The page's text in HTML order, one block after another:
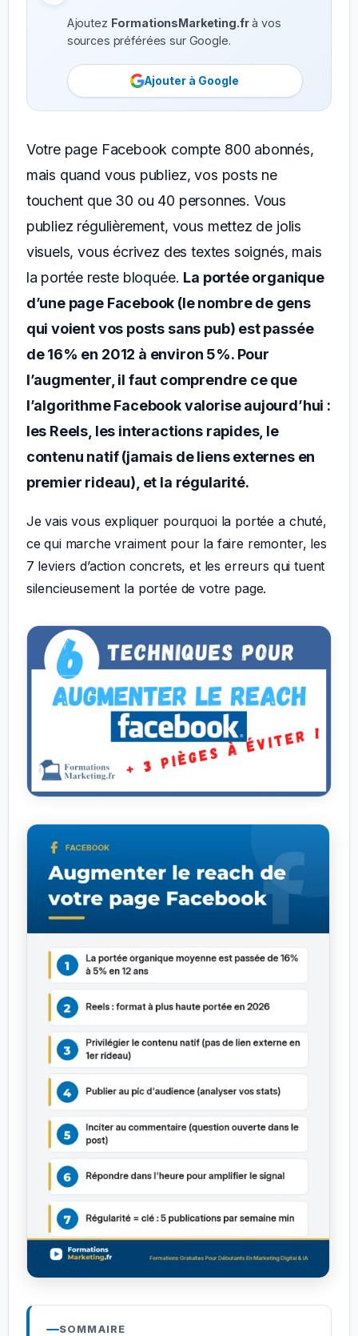
Ajoutez FormationsMarketing.frà vos
sources préférées sur Google.
Ajouter à Google
Votre page Facebook compte 800 abonnés,
mais quand vous publiez, vos posts ne
touchent que 30 ou 40 personnes. Vous
publiez régulièrement, vous mettez de jolis
visuels, vous écrivez des textes soignés, mais
la portée reste bloquée. La portée organique
d’une page Facebook (le nombre de gens
qui voient vos posts sans pub) est passée
de 16% en 2012 à environ 5%. Pour
l’augmenter, il faut comprendre ce que
l’algorithme Facebook valorise aujourd’hui :
les Reels, les interactions rapides, le
contenu natif (jamais de liens externes en
premier rideau), et la régularité.
Je vais vous expliquer pourquoi la portée a chuté,
ce qui marche vraiment pour la faire remonter, les
7 leviers d’action concrets, et les erreurs qui tuent
silencieusement la portée de votre page.
SOMMAIRE